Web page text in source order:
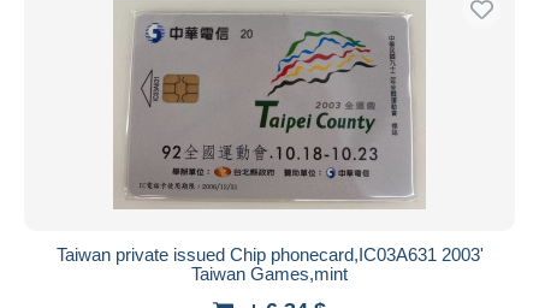
Taiwan private issued Chip phonecard,IC03A631 2003'
Taiwan Games,mint